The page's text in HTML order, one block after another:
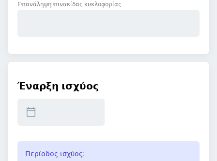
Επανάληψη πινακίδας κυκλοφορίας
Έναρξη ισχύος
Περίοδος ισχύος: